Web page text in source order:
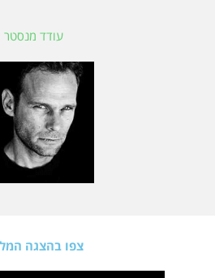
עודד מנסטר
צפו בהצגה